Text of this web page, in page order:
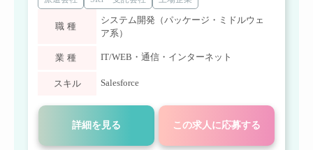
職種
システム開発（パッケージ・ミドルウェ
ア系）
業種 IT/WEB・通信・インターネット
スキル Salesforce
詳細を見る この求人に応募する